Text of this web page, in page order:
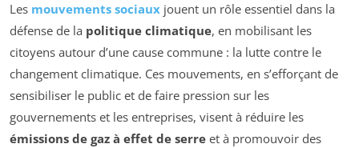
Les mouvements sociaux jouent un rôle essentiel dans la
défense de la politique climatique, en mobilisant les
citoyens autour d’une cause commune : la lutte contre le
changement climatique. Ces mouvements, en s’efforçant de
sensibiliser le public et de faire pression sur les
gouvernements et les entreprises, visent à réduire les
émissions de gaz à effet de serre et à promouvoir des